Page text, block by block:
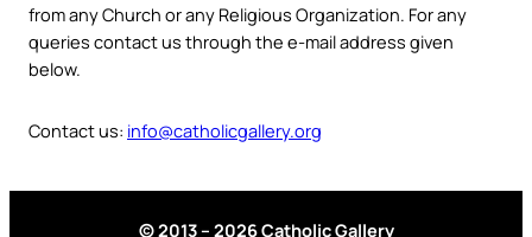
from any Church or any Religious Organization. For any
queries contact us through the e-mail address given
below.
Contact us: info@catholicgallery.org
© 2013 – 2026 Catholic Gallery